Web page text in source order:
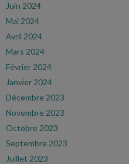
Juin 2024
Mai 2024
Avril 2024
Mars 2024
Février 2024
Janvier 2024
Décembre 2023
Novembre 2023
Octobre 2023
Septembre 2023
Juillet 2023